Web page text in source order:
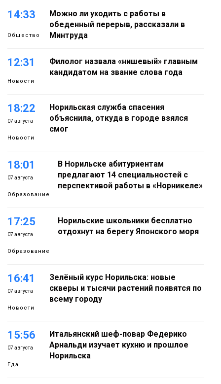
14:33
Общество
Можно ли уходить с работы в
обеденный перерыв, рассказали в
Минтруда
12:31
Новости
Филолог назвала «нишевый» главным
кандидатом на звание слова года
18:22
07 августа
Новости
Норильская служба спасения
объяснила, откуда в городе взялся
смог
18:01
07 августа
Образование
В Норильске абитуриентам
предлагают 14 специальностей с
перспективой работы в «Норникеле»
17:25
07 августа
Образование
Норильские школьники бесплатно
отдохнут на берегу Японского моря
16:41
07 августа
Новости
Зелёный курс Норильска: новые
скверы и тысячи растений появятся по
всему городу
15:56
07 августа
Еда
Итальянский шеф-повар Федерико
Арнальди изучает кухню и прошлое
Норильска